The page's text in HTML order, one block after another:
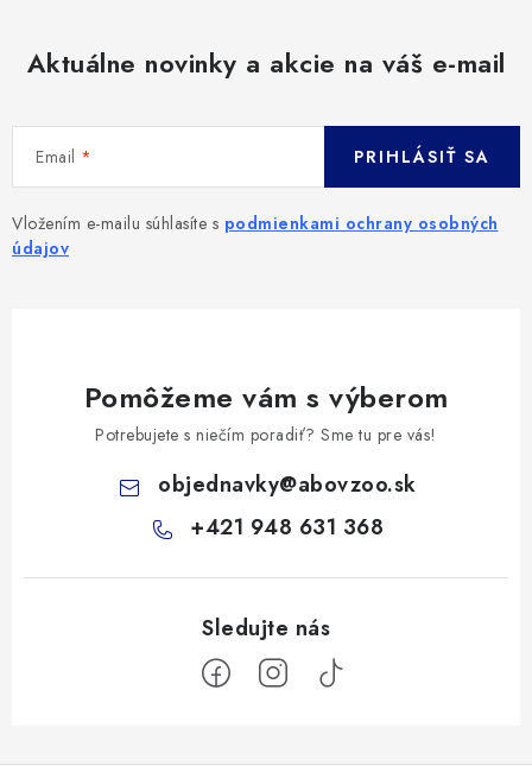
Aktuálne novinky a akcie na váš e-mail
Email
Vložením e-mailu súhlasíte s podmienkami ochrany osobných
údajov
PRIHLÁSIŤ SA
Pomôžeme vám s výberom
Potrebujete s niečím poradiť? Sme tu pre vás!
objednavky@abovzoo.sk
+421 948 631 368